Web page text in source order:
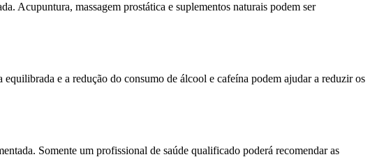
Acupuntura, massagem prostática e suplementos naturais podem ser
e a redução do consumo de álcool e cafeína podem ajudar a reduzir os
Somente um profissional de saúde qualificado poderá recomendar as